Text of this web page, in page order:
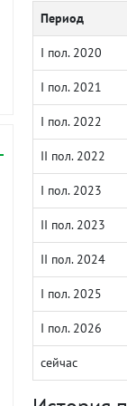
Период
I пол. 2020
I пол. 2021
I пол. 2022
II пол. 2022
I пол. 2023
II пол. 2023
II пол. 2024
I пол. 2025
I пол. 2026
сейчас